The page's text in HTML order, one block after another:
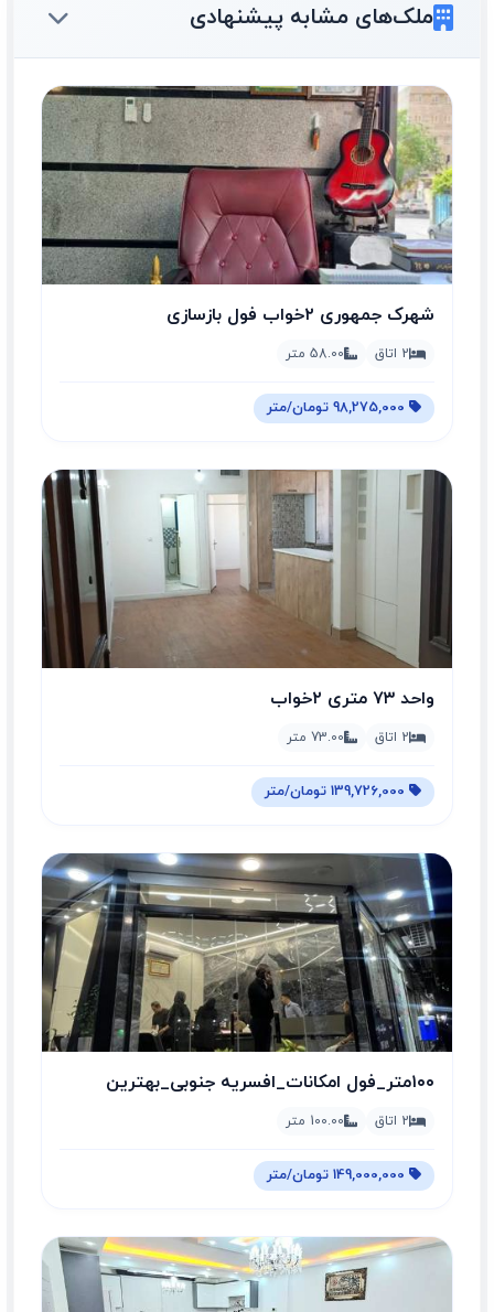
ملک‌های مشابه پیشنهادی
شهرک‌ جمهوری ۲‌خواب فول بازسازی
2 اتاق 58.00 متر
واحد ۷۳ متری ۲خواب
2 اتاق 73.00 متر
۱۰۰متر_فول امکانات_افسریه جنوبی_بهترین
قیمت
2 اتاق 100.00 متر